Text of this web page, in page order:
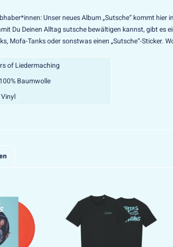
Unser neues Album „Sutsche“ kommt
Du Deinen Alltag sutsche bewältigen kannst, gibt
Mofa-Tanks oder sonstwas einen „Sutsche“-Sticker.
of Liedermaching
Baumwolle